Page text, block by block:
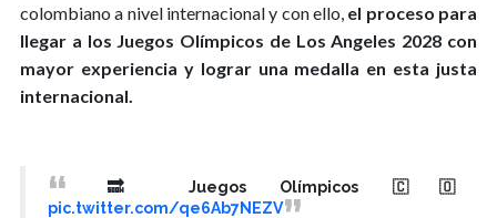
colombiano a nivel internacional y con ello, el proceso para
llegar a los Juegos Olímpicos de Los Angeles 2028 con
mayor experiencia y lograr una medalla en esta justa
internacional.
🔜 Juegos Olímpicos 🇨🇴
pic.twitter.com/qe6Ab7NEZV